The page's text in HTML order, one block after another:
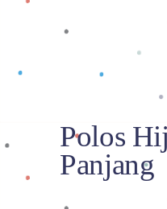
Polos
Panjang